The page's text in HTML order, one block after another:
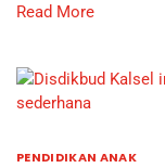
Read More
PENDIDIKAN ANAK